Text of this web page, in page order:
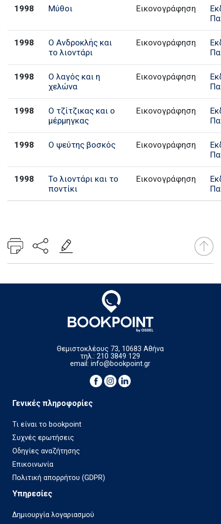
1998 Μύθοι Εικονογράφηση
1998
Ο Ανδροκλής και
το λιοντάρι
Εικονογράφηση
1998
Ο λαγός και η
χελώνα
Εικονογράφηση
1998
Ο τζίτζικας και ο
μέρμηγκας
Εικονογράφηση
1998 Ο ψεύτης βοσκός Εικονογράφηση
1998
Το λιοντάρι και το
ποντίκι
Εικονογράφηση
Θεμιστοκλέους 73, 10683 Αθήνα
τηλ.: 210 3849 129
email:info@bookpoint.gr
Γενικές πληροφορίες
Τι είναι το bookpoint
Συχνές ερωτήσεις
Οδηγίες αναζήτησης
Επικοινωνία
Πολιτική απορρήτου (GDPR)
Υπηρεσίες
Δημιουργία λογαριασμού